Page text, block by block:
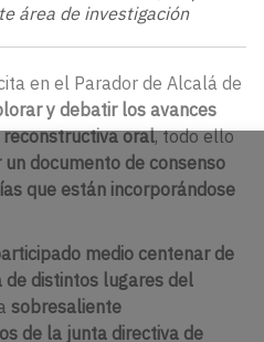
área de investigación
en el Parador de Alcalá de
y debatir los avances
oral, todo ello
documento de consenso
que están incorporándose
medio centenar de
distintos lugares del
sobresaliente
de la junta directiva de